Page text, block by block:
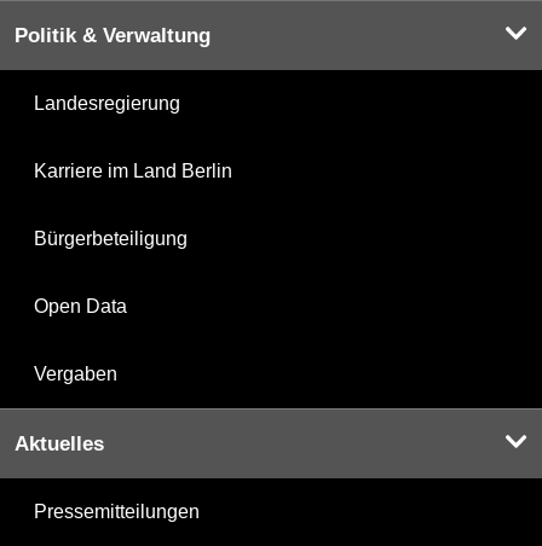
Politik & Verwaltung
Landesregierung
Karriere im Land Berlin
Bürgerbeteiligung
Open Data
Vergaben
Aktuelles
Pressemitteilungen